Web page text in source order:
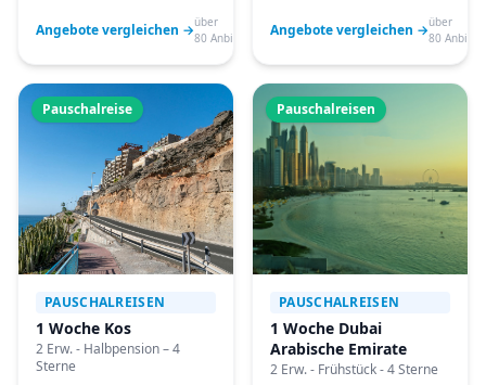
Angebote vergleichen →über
80 Anbieter
Angebote vergleichen →über
80
Pauschalreise
PAUSCHALREISEN
1 Woche Kos
2 Erw. - Halbpension – 4
Sterne
Pauschalreisen
PAUSCHALREISEN
1 Woche Dubai
Arabische Emirate
2 Erw. - Frühstück - 4 Sterne